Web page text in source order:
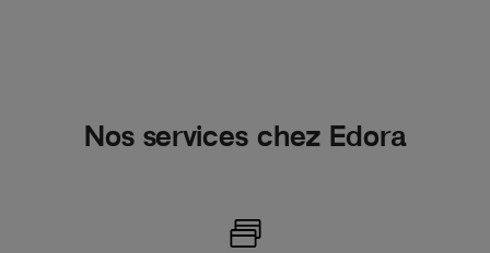
Nos services chez Edora